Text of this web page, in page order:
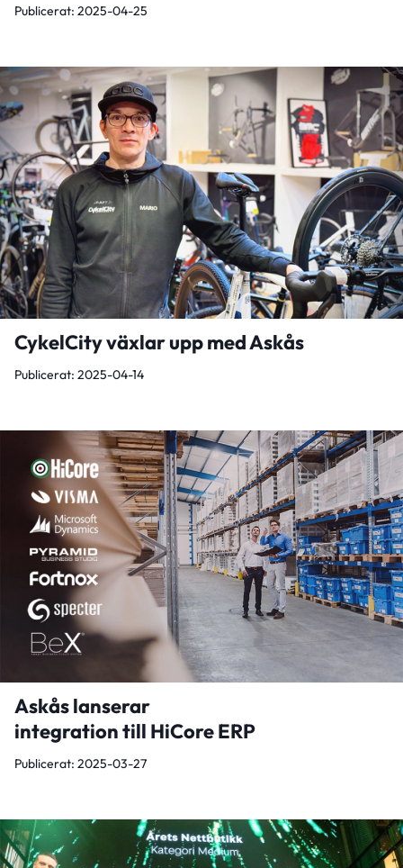
Publicerat: 2025-04-25
CykelCity växlar upp med Askås
Publicerat: 2025-04-14
Askås lanserar
integration till HiCore ERP
Publicerat: 2025-03-27